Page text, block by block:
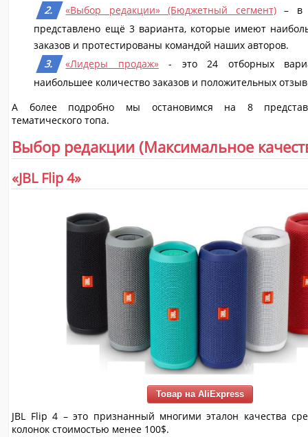
«Выбор редакции» (Бюджетный сегмент)– в
представлено ещё 3 варианта, которые имеют
заказов и протестированы командой наших авторов.
«Лидеры продаж»- это 24 отборных
наибольшее количество заказов и положительных
А более подробно мы остановимся на 8
тематического топа.
Выбор редакции (Максимальное
«JBL Flip 4»
Товар на AliExpress
JBL Flip 4 – это признанный многими эталон качества
колонок стоимостью менее 100$.